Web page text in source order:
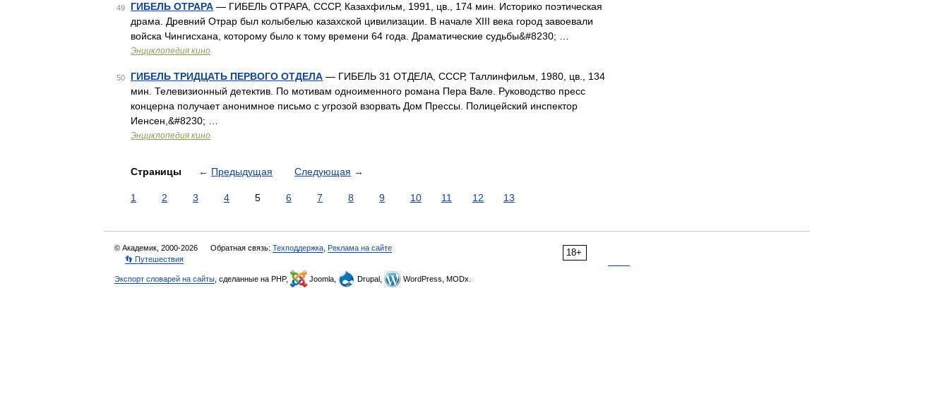
49 ГИБЕЛЬ ОТРАРА — ГИБЕЛЬ ОТРАРА, СССР, Казахфильм, 1991, цв., 174 мин. Историко поэтическая
драма. Древний Отрар был колыбелью казахской цивилизации. В начале XIII века город завоевали
войска Чингисхана, которому было к тому времени 64 года. Драматические судьбы&#8230; …
Энциклопедия кино
50 ГИБЕЛЬ ТРИДЦАТЬ ПЕРВОГО ОТДЕЛА — ГИБЕЛЬ 31 ОТДЕЛА, СССР, Таллинфильм, 1980, цв., 134
мин. Телевизионный детектив. По мотивам одноименного романа Пера Вале. Руководство пресс
концерна получает анонимное письмо с угрозой взорвать Дом Прессы. Полицейский инспектор
Иенсен,&#8230; …
Энциклопедия кино
Страницы ← Предыдущая Следующая →
1 2 3 4 5 6 7 8 9 10 11 12 13
18+
© Академик, 2000-2026 Обратная связь: Техподдержка Реклама на сайте
👣 Путешествия
Экспорт словарей на сайты , сделанные на PHP, Joomla, Drupal, WordPress, MODx.